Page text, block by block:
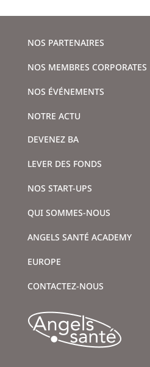
NOS PARTENAIRES
NOS MEMBRES CORPORATES
NOS ÉVÉNEMENTS
NOTRE ACTU
DEVENEZ BA
LEVER DES FONDS
NOS START-UPS
QUI SOMMES-NOUS
ANGELS SANTÉ ACADEMY
EUROPE
CONTACTEZ-NOUS